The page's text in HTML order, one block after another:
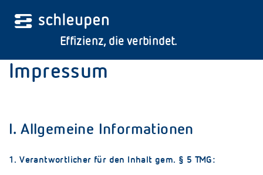
Effizienz, die verbindet.
Impressum
I. Allgemeine Informationen
1. Verantwortlicher für den Inhalt gem. § 5 TMG: